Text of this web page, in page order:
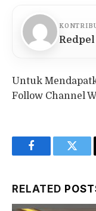
Redpel
Untuk
Follow Channel
Facebook
RELATED